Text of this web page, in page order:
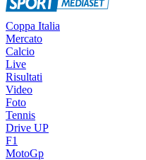
Coppa Italia
Mercato
Calcio
Live
Risultati
Video
Foto
Tennis
Drive UP
F1
MotoGp